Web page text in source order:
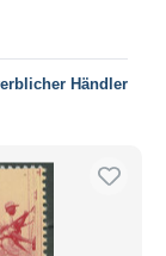
Händler